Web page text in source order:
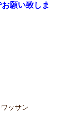
お願い致しま
ッサン